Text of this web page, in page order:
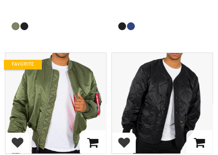
Add to favorites
FAVORITE
Add to favorites